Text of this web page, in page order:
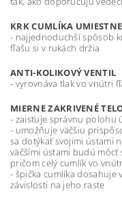
KRK CUMLÍKA
- najjednoduchší spôsob
fľašu si v rukách držia
ANTI-KOLIKOVÝ VENTIL
- vyrovnáva tlak vo vnútri
MIERNE ZAKRIVENÉ
- zaisťuje správnu polohu
- umožňuje väčšiu
sa dotýkať svojimi ústami
väčšími ústami budú
pričom celý cumlík vo
- špička cumlíka dosahuje
závislosti na jeho raste